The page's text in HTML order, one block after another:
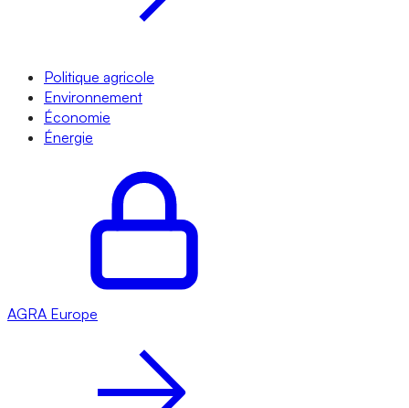
Politique agricole
Environnement
Économie
Énergie
AGRA Europe